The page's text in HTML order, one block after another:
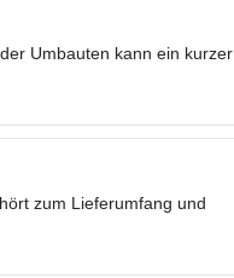
Umbauten kann ein kurzer
zum Lieferumfang und